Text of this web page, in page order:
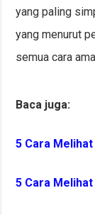
yang paling
yang menurut
semua cara
Baca juga:
5 Cara
5 Cara